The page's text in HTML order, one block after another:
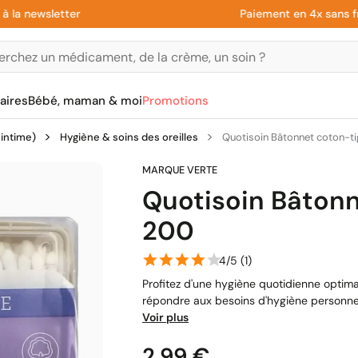
Paiement en 4x sans frais
Bébé, maman & moiPromotions
intime) Hygiène & soins des oreilles Quotisoin Bâtonnet coton-
Quotisoin
200
4/5 (1)
Profitez d'une hygiène quotidienne
répondre aux besoins d'hygiène
Voir plus